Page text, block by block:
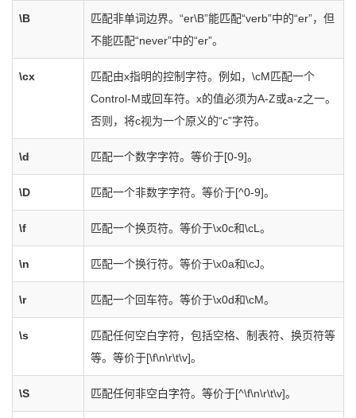
\B
匹配非单词边界。“er\B”能匹配“verb”中的“er”，但
不能匹配“never”中的“er”。
\cx
匹配由x指明的控制字符。例如，\cM匹配一个
Control-M或回车符。x的值必须为A-Z或a-z之一。
否则，将c视为一个原义的“c”字符。
\d 匹配一个数字字符。等价于[0-9]。
\D 匹配一个非数字字符。等价于[^0-9]。
\f 匹配一个换页符。等价于\x0c和\cL。
\n 匹配一个换行符。等价于\x0a和\cJ。
\r 匹配一个回车符。等价于\x0d和\cM。
\s
匹配任何空白字符，包括空格、制表符、换页符等
等。等价于[\f\n\r\t\v]。
\S 匹配任何非空白字符。等价于[^\f\n\r\t\v]。